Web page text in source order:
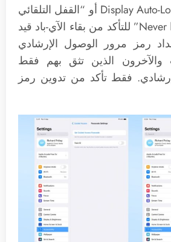
◉ ثم قم بتعيين Display Auto-Lock أو “القفل التلقائي
للعرض” على “أبدًا Never” للتأكد من بقاء الآي-باد قيد
رمز مرور الوصول الإرشادي
الذين تثق بهم فقط
فقط تأكد من تدوين رمز